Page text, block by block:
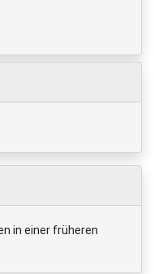
in einer früheren